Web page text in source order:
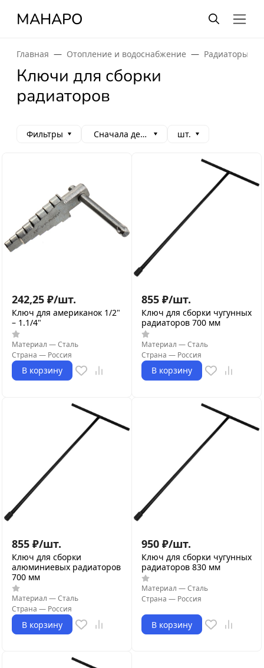
МАНАРО
Главная Отопление и водоснабжение Радиаторы
Ключи для сборки
радиаторов
Фильтры Сначала дешевые шт.
242,25 ₽/шт.
Ключ для американок 1/2"
– 1.1/4"
Материал —Сталь
Страна — Россия
В корзину
855 ₽/шт.
Ключ для сборки чугунных
радиаторов 700 мм
Материал —Сталь
Страна — Россия
В корзину
855 ₽/шт.
Ключ для сборки
алюминиевых радиаторов
700 мм
Материал —Сталь
Страна — Россия
В корзину
950 ₽/шт.
Ключ для сборки чугунных
радиаторов 830 мм
Материал —Сталь
Страна — Россия
В корзину